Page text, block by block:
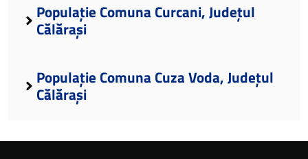
Populație Comuna Curcani, Județul
Călărași
Populație Comuna Cuza Voda, Județul
Călărași